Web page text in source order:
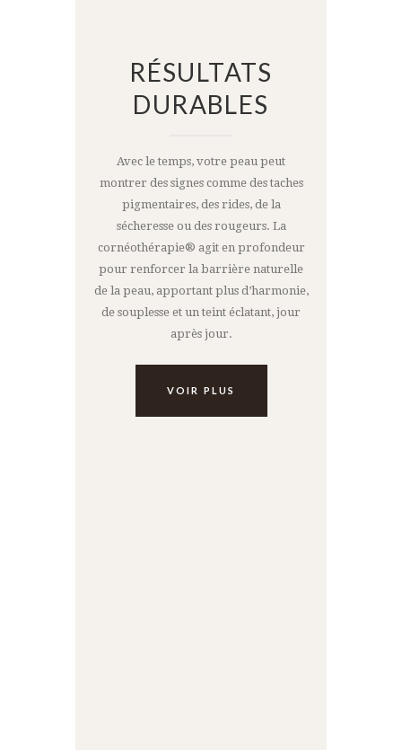
RÉSULTATS
DURABLES
Avec le temps, votre peau peut
montrer des signes comme des taches
pigmentaires, des rides, de la
sécheresse ou des rougeurs. La
cornéothérapie® agit en profondeur
pour renforcer la barrière naturelle
de la peau, apportant plus d’harmonie,
de souplesse et un teint éclatant, jour
après jour.
VOIR PLUS